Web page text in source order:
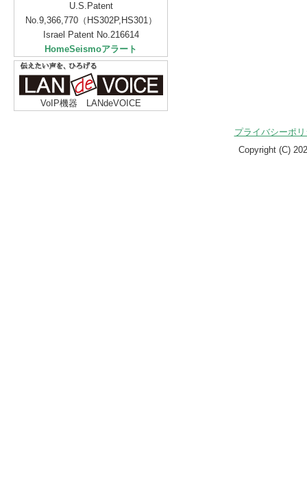
U.S.Patent
No.9,366,770（HS302P,HS301）
Israel Patent No.216614
HomeSeismoアラート
VoIP機器 LANdeVOICE
プライバシーポ
Copyright (C)